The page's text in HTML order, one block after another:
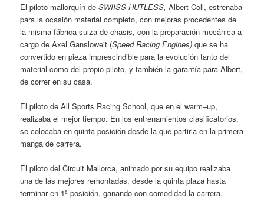
El piloto mallorquín deSWIISS HUTLESS,Albert Coll, estrenaba
para la ocasión material completo, con mejoras procedentes de
la misma fábrica suiza de chasis, con la preparación mecánica a
cargo de Axel Gansloweit (Speed Racing Engines) que se ha
convertido en pieza imprescindible para la evolución tanto del
material como del propio piloto, y también la garantía para Albert,
de correr en su casa.
El piloto de All Sports Racing School, que en el warm–up,
realizaba el mejor tiempo. En los entrenamientos clasificatorios,
se colocaba en quinta posición desde la que partiria en la primera
manga de carrera.
El piloto del Circuit Mallorca, animado por su equipo realizaba
una de las mejores remontadas, desde la quinta plaza hasta
terminar en 1ª posición, ganando con comodidad la carrera.